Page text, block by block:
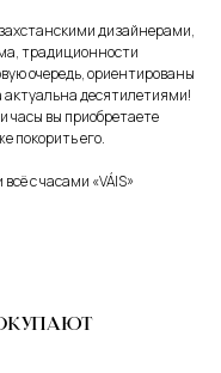
дизайнерами,
традиционности
очередь, ориентированы
актуальна десятилетиями!
часы вы приобретаете
покорить его.
с часами «VÁIS»